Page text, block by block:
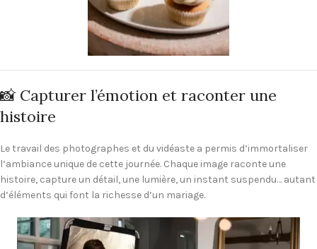
📸 Capturer l’émotion et raconter une
histoire
Le travail des photographes et du vidéaste a permis d’immortaliser
l’ambiance unique de cette journée. Chaque image raconte une
histoire, capture un détail, une lumière, un instant suspendu… autant
d’éléments qui font la richesse d’un mariage.